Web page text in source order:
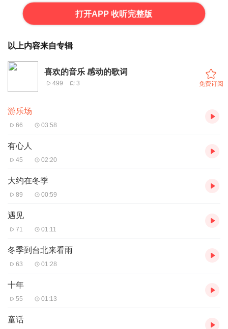
打开APP 收听完整版
以上内容来自专辑
喜欢的音乐 感动的歌词
499 3 免费订阅
游乐场
66 03:58
有心人
45 02:20
大约在冬季
89 00:59
遇见
71 01:11
冬季到台北来看雨
63 01:28
十年
55 01:13
童话